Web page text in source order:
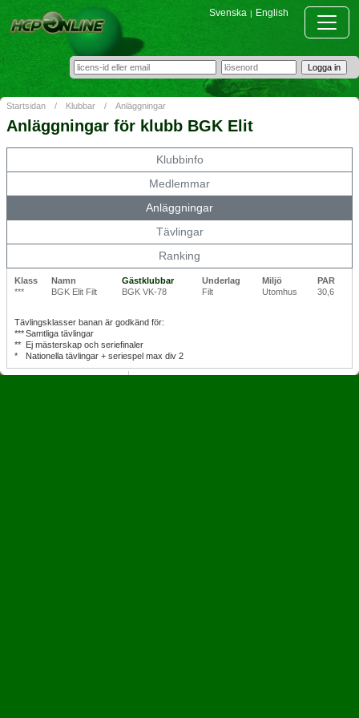
Svenska | English
Startsidan / Klubbar / Anläggningar
Anläggningar för klubb BGK Elit
Klubbinfo
Medlemmar
Anläggningar
Tävlingar
Ranking
Klass Namn Gästklubbar Underlag Miljö
PAR
***
BGK Elit Filt BGK VK-78 Filt Utomhus 30,6
Tävlingsklasser banan är godkänd för:
***Samtliga tävlingar
** Ej mästerskap och seriefinaler
*
Nationella tävlingar + seriespel max div 2